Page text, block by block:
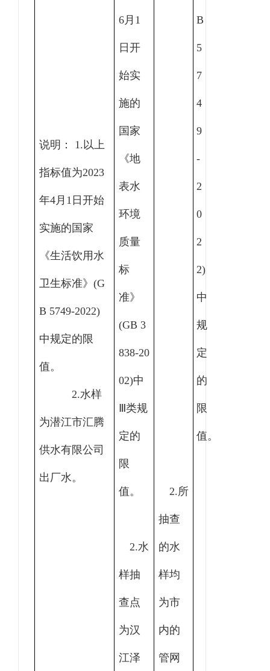
说明： 1.以上
指标值为2023
年4月1日开始
实施的国家
《生活饮用水
卫生标准》(G
B 5749-2022)
中规定的限
值。
2.水样
为潜江市汇腾
供水有限公司
出厂水。
6月1
日开
始实
施的
国家
《地
表水
环境
质量
标
准》
(GB 3
838-20
02)中
Ⅲ类规
定的
限
值。
2.水
样抽
查点
为汉
江泽
B
5
7
4
9
-
2
0
2
2)
中
规
定
的
限
值。
2.所
抽查
的水
样均
为市
内的
管网